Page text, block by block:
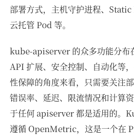
部署方式，主机守护进程、Static
云托管 Pod 等。
kube-apiserver 的众多功能分布
API 扩展、安全控制、自动化等
性保障的角度来看，只需要关注部
错误率、延迟、限流情况和计算
于任何 apiserver 都是适用的。
遵循 OpenMetric，这是一个在